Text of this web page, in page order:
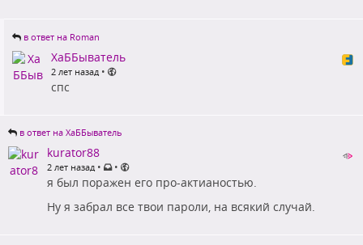
в ответ на Roman
ХаББыватель
2 лет назад •
спс
в ответ на ХаББыватель
kurator88
2 лет назад • •
я был поражен его про-актианостью.
Ну я забрал все твои пароли, на всякий случай.